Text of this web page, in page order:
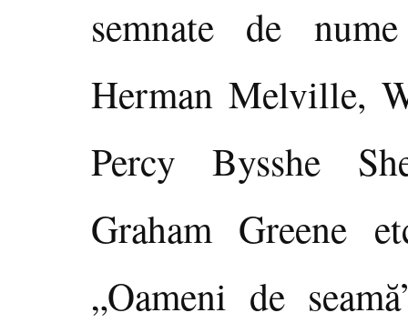
semnate de
Herman Melville,
Percy Bysshe
Graham Greene
„Oameni de